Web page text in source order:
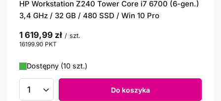
HP Workstation Z240 Tower Core i7 6700 (6-gen.)
3,4 GHz / 32 GB / 480 SSD / Win 10 Pro
1 619,99 zł / szt.
16199.90 PKT
Dostępny (10 szt.)
Ilość produktów Do koszyka